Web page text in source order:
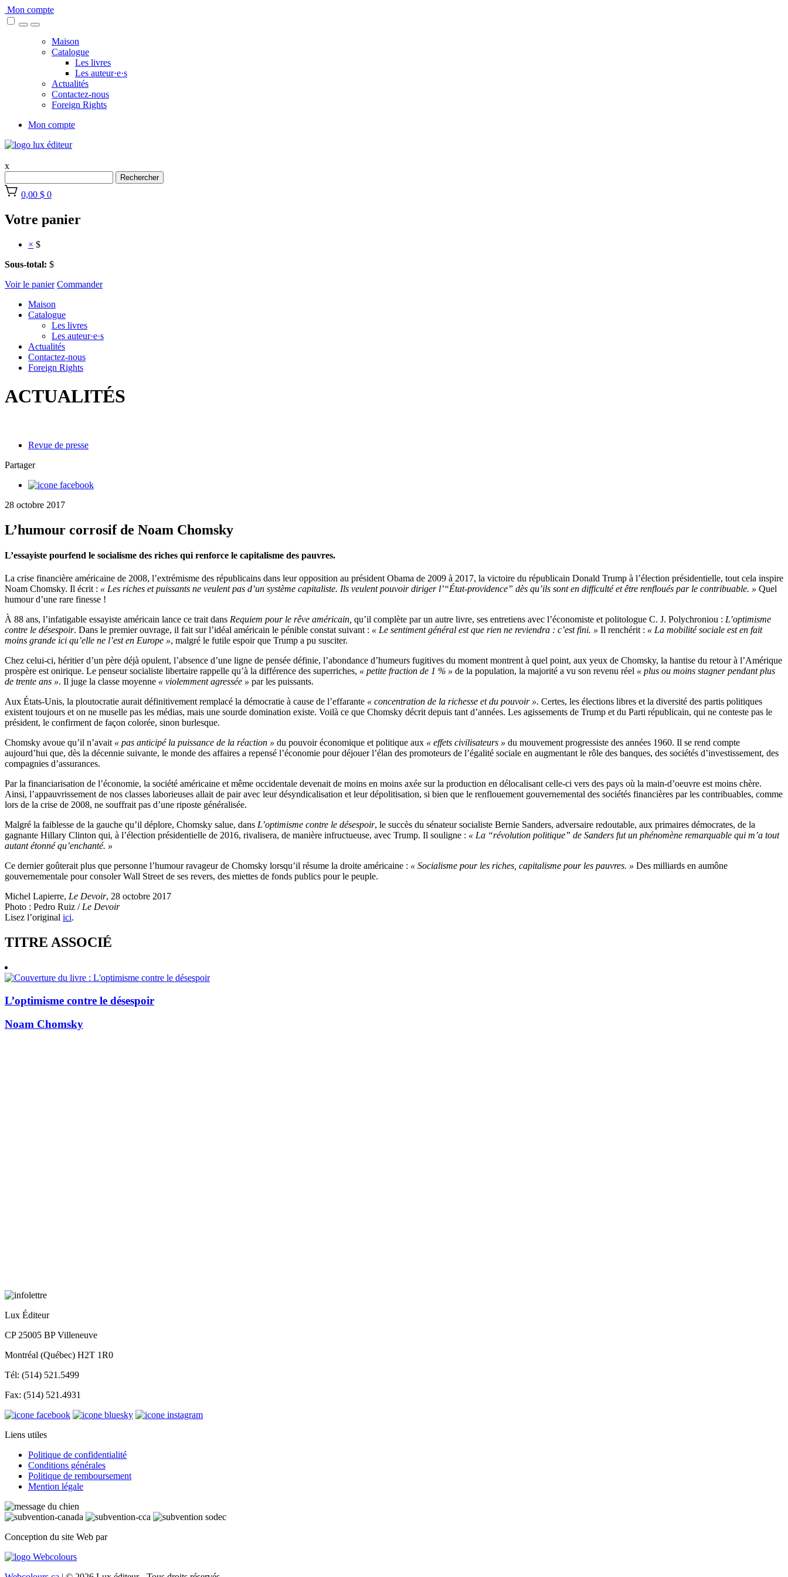
Skip
to
Mon compte
Maison
Catalogue
Les livres
Les auteur·e·s
Actualités
Contactez-nous
Foreign Rights
Mon compte
x
Rechercher
0,00 $ 0
Votre panier
× $
Sous-total: $
Voir le panier Commander
Maison
Catalogue
Les livres
Les auteur·e·s
Actualités
Contactez-nous
Foreign Rights
ACTUALITÉS
Revue de presse
Partager
28 octobre 2017
L’humour corrosif de Noam Chomsky
L’essayiste pourfend le socialisme des riches qui renforce le capitalisme des pauvres.
La crise financière américaine de 2008, l’extrémisme des républicains dans leur opposition au président Obama de 2009 à 2017, la victoire du républicain Donald Trump à l’élection présidentielle, tout cela inspire
Noam Chomsky. Il écrit : « Les riches et puissants ne veulent pas d’un système capitaliste. Ils veulent pouvoir diriger l’“État-providence” dès qu’ils sont en difficulté et être renfloués par le contribuable. » Quel
humour d’une rare finesse !
À 88 ans, l’infatigable essayiste américain lance ce trait dans Requiem pour le rêve américain, qu’il complète par un autre livre, ses entretiens avec l’économiste et politologue C. J. Polychroniou : L’optimisme
contre le désespoir. Dans le premier ouvrage, il fait sur l’idéal américain le pénible constat suivant : « Le sentiment général est que rien ne reviendra : c’est fini. » Il renchérit : « La mobilité sociale est en fait
moins grande ici qu’elle ne l’est en Europe », malgré le futile espoir que Trump a pu susciter.
Chez celui-ci, héritier d’un père déjà opulent, l’absence d’une ligne de pensée définie, l’abondance d’humeurs fugitives du moment montrent à quel point, aux yeux de Chomsky, la hantise du retour à l’Amérique
prospère est onirique. Le penseur socialiste libertaire rappelle qu’à la différence des superriches, « petite fraction de 1 % » de la population, la majorité a vu son revenu réel « plus ou moins stagner pendant plus
de trente ans ». Il juge la classe moyenne « violemment agressée » par les puissants.
Aux États-Unis, la ploutocratie aurait définitivement remplacé la démocratie à cause de l’effarante « concentration de la richesse et du pouvoir ». Certes, les élections libres et la diversité des partis politiques
existent toujours et on ne muselle pas les médias, mais une sourde domination existe. Voilà ce que Chomsky décrit depuis tant d’années. Les agissements de Trump et du Parti républicain, qui ne conteste pas le
président, le confirment de façon colorée, sinon burlesque.
Chomsky avoue qu’il n’avait « pas anticipé la puissance de la réaction » du pouvoir économique et politique aux « effets civilisateurs » du mouvement progressiste des années 1960. Il se rend compte
aujourd’hui que, dès la décennie suivante, le monde des affaires a repensé l’économie pour déjouer l’élan des promoteurs de l’égalité sociale en augmentant le rôle des banques, des sociétés d’investissement, des
compagnies d’assurances.
Par la financiarisation de l’économie, la société américaine et même occidentale devenait de moins en moins axée sur la production en délocalisant celle-ci vers des pays où la main-d’oeuvre est moins chère.
Ainsi, l’appauvrissement de nos classes laborieuses allait de pair avec leur désyndicalisation et leur dépolitisation, si bien que le renflouement gouvernemental des sociétés financières par les contribuables, comme
lors de la crise de 2008, ne souffrait pas d’une riposte généralisée.
Malgré la faiblesse de la gauche qu’il déplore, Chomsky salue, dans L’optimisme contre le désespoir, le succès du sénateur socialiste Bernie Sanders, adversaire redoutable, aux primaires démocrates, de la
gagnante Hillary Clinton qui, à l’élection présidentielle de 2016, rivalisera, de manière infructueuse, avec Trump. Il souligne : « La “révolution politique” de Sanders fut un phénomène remarquable qui m’a tout
autant étonné qu’enchanté. »
Ce dernier goûterait plus que personne l’humour ravageur de Chomsky lorsqu’il résume la droite américaine : « Socialisme pour les riches, capitalisme pour les pauvres. » Des milliards en aumône
gouvernementale pour consoler Wall Street de ses revers, des miettes de fonds publics pour le peuple.
Michel Lapierre, Le Devoir, 28 octobre 2017
Photo : Pedro Ruiz / Le Devoir
Lisez l’original ici.
TITRE ASSOCIÉ
L’optimisme contre le désespoir
Noam Chomsky
Lux Éditeur
CP 25005 BP Villeneuve
Montréal (Québec) H2T 1R0
Tél: (514) 521.5499
Fax: (514) 521.4931
Liens utiles
Politique de confidentialité
Conditions générales
Politique de remboursement
Mention légale
Conception du site Web par